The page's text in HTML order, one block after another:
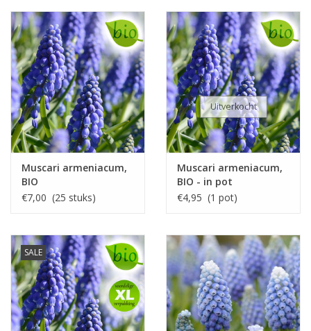
Muscari armeniacum,
BIO
€7,00 (25 stuks)
Uitverkocht
Muscari armeniacum,
BIO - in pot
€4,95 (1 pot)
SALE